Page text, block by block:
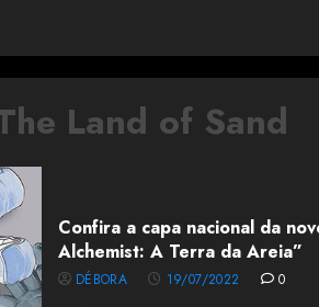
Land of Sand
Confira a capa nacional da
Alchemist: A Terra da Areia”
DÉBORA 19/07/2022 0